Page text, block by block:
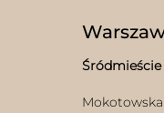
Śródmieście
Mokotowska